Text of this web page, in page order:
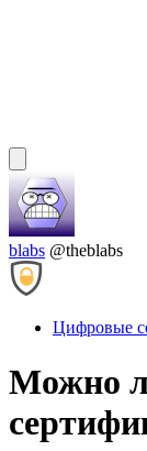
blabs @theblabs
Цифровые
Можно